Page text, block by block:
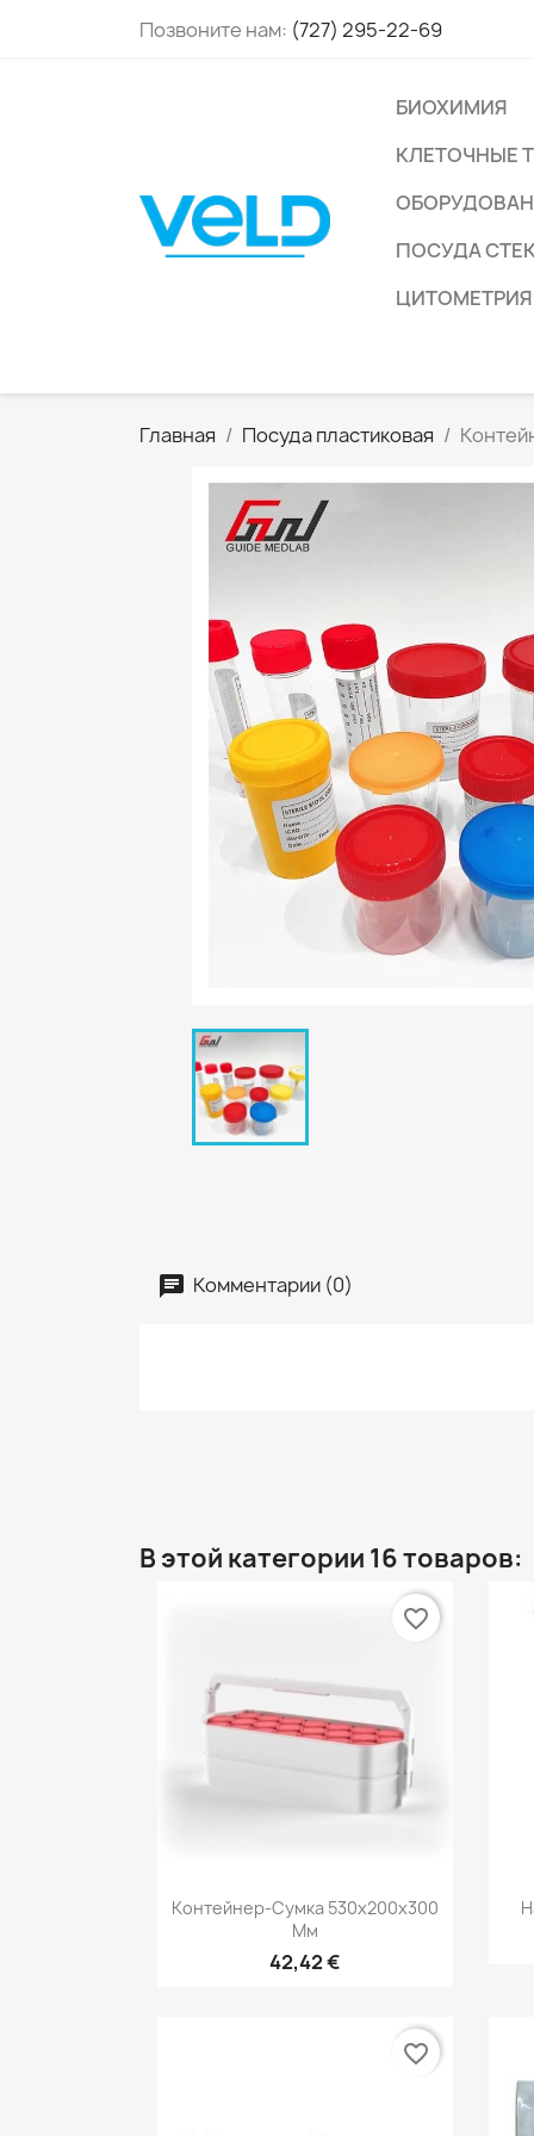
Позвоните нам: (727) 295-22-69
БИОХИМИЯ
КЛЕТОЧНЫЕ
ПОСУДА
ЦИТОМЕТРИЯ
Главная Посуда пластиковая
Комментарии (0)
В этой категории 16 товаров:
Быстрый просмотр
Контейнер-Сумка 530х200х300
Мм
42,42 €
favorite_border
favorite_border